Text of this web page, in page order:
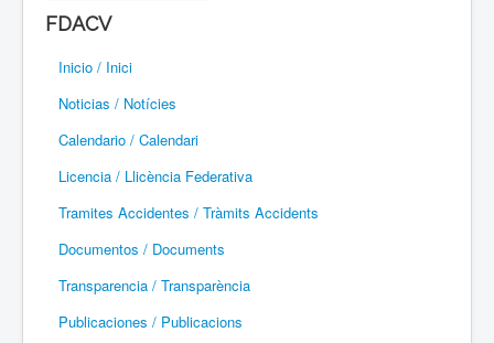
Paracaidismo / Paracaigudisme
Parapente / Parapent
Ultraligeros / Ultralleugers
Vuelo Con Motor / Vol Amb Motor
FDACV
Inicio / Inici
Noticias / Notícies
Calendario / Calendari
Licencia / Llicència Federativa
Tramites Accidentes / Tràmits Accidents
Documentos / Documents
Transparencia / Transparència
Publicaciones / Publicacions